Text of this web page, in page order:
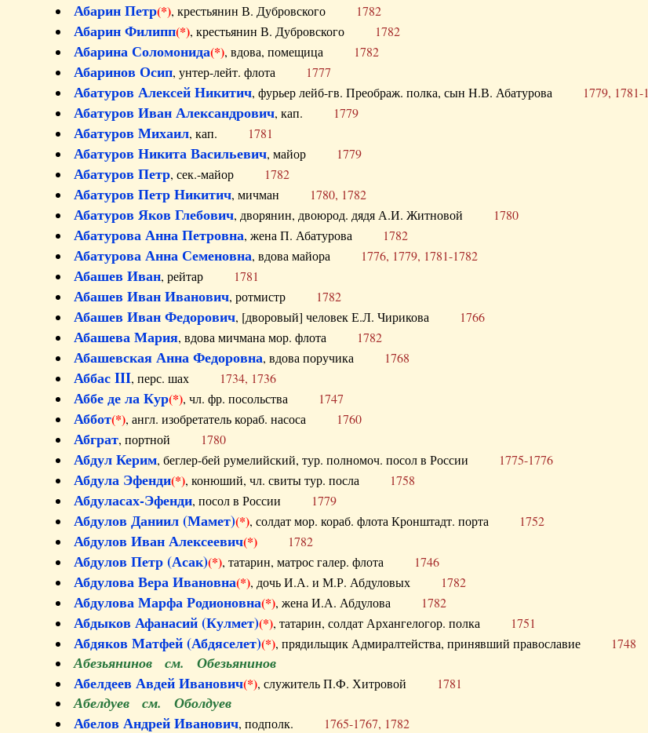
Абарин Петр(*), крестьянин В. Дубровского 1782
Абарин Филипп(*), крестьянин В. Дубровского 1782
Абарина Соломонида(*), вдова, помещица 1782
Абаринов Осип, унтер-лейт. флота 1777
Абатуров Алексей Никитич, фурьер лейб-гв. Преображ. полка, сын Н.В. Абатурова 1779, 1781-
Абатуров Иван Александрович, кап. 1779
Абатуров Михаил, кап. 1781
Абатуров Никита Васильевич, майор 1779
Абатуров Петр, сек.-майор 1782
Абатуров Петр Никитич, мичман 1780, 1782
Абатуров Яков Глебович, дворянин, двоюрод. дядя А.И. Житновой 1780
Абатурова Анна Петровна, жена П. Абатурова 1782
Абатурова Анна Семеновна, вдова майора 1776, 1779, 1781-1782
Абашев Иван, рейтар 1781
Абашев Иван Иванович, ротмистр 1782
Абашев Иван Федорович, [дворовый] человек Е.Л. Чирикова 1766
Абашева Мария, вдова мичмана мор. флота 1782
Абашевская Анна Федоровна, вдова поручика 1768
Аббас III, перс. шах 1734, 1736
Аббе де ла Кур(*), чл. фр. посольства 1747
Аббот(*), англ. изобретатель кораб. насоса 1760
Абграт, портной 1780
Абдул Керим, беглер-бей румелийский, тур. полномоч. посол в России 1775-1776
Абдула Эфенди(*), конюший, чл. свиты тур. посла 1758
Абдуласах-Эфенди, посол в России 1779
Абдулов Даниил (Мамет)(*), солдат мор. кораб. флота Кронштадт. порта 1752
Абдулов Иван Алексеевич(*) 1782
Абдулов Петр (Асак)(*), татарин, матрос галер. флота 1746
Абдулова Вера Ивановна(*), дочь И.А. и М.Р. Абдуловых 1782
Абдулова Марфа Родионовна(*), жена И.А. Абдулова 1782
Абдыков Афанасий (Кулмет)(*), татарин, солдат Архангелогор. полка 1751
Абдяков Матфей (Абдяселет)(*), прядильщик Адмиралтейства, принявший православие 1748
Абезьянинов см. Обезьянинов
Абелдеев Авдей Иванович(*), служитель П.Ф. Хитровой 1781
Абелдуев см. Оболдуев
Абелов Андрей Иванович, подполк. 1765-1767, 1782